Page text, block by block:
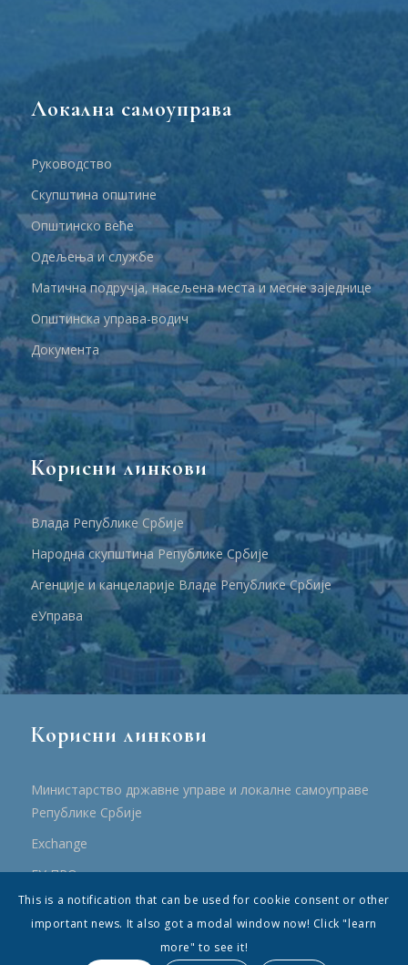
Локална самоуправа
Руководство
Скупштина општине
Општинско веће
Одељења и службе
Матична подручја, насељена места и месне заједнице
Општинска управа-водич
Документа
Корисни линкови
Влада Републике Србије
Народна скупштина Републике Србије
Агенције и канцеларије Владе Републике Србије
еУправа
Корисни линкови
Министарство државне управе и локалне самоуправе
Републике Србије
Еxchange
ЕУ ПРО
ПРРР
This is a notification that can be used for cookie consent or other
important news. It also got a modal window now! Click "learn
more" to see it!